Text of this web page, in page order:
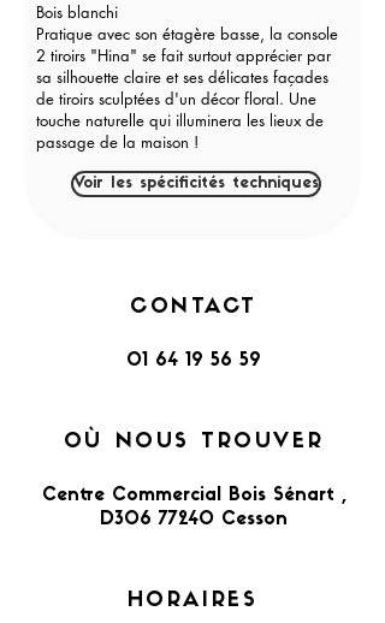
Bois blanchi
Pratique avec son étagère basse, la console
2 tiroirs "Hina" se fait surtout apprécier par
sa silhouette claire et ses délicates façades
de tiroirs sculptées d'un décor floral. Une
touche naturelle qui illuminera les lieux de
passage de la maison !
Voir les spécificités techniques
CONTACT
01 64 19 56 59
OÙ NOUS TROUVER
Centre Commercial Bois Sénart ,
D306 77240 Cesson​
HORAIRES